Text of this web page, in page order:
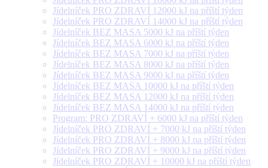
Jídelníček PRO ZDRAVÍ 12000 kJ na příští týden
Jídelníček PRO ZDRAVÍ 14000 kJ na příští týden
Jídelníček BEZ MASA 5000 kJ na příští týden
Jídelníček BEZ MASA 6000 kJ na příští týden
Jídelníček BEZ MASA 7000 kJ na příští týden
Jídelníček BEZ MASA 8000 kJ na příští týden
Jídelníček BEZ MASA 9000 kJ na příští týden
Jídelníček BEZ MASA 10000 kJ na příští týden
Jídelníček BEZ MASA 12000 kJ na příští týden
Jídelníček BEZ MASA 14000 kJ na příští týden
Program: PRO ZDRAVÍ + 6000 kJ na příští týden
Jídelníček PRO ZDRAVÍ + 7000 kJ na příští týden
Jídelníček PRO ZDRAVÍ + 8000 kJ na příští týden
Jídelníček PRO ZDRAVÍ + 9000 kJ na příští týden
Jídelníček PRO ZDRAVÍ + 10000 kJ na příští týden